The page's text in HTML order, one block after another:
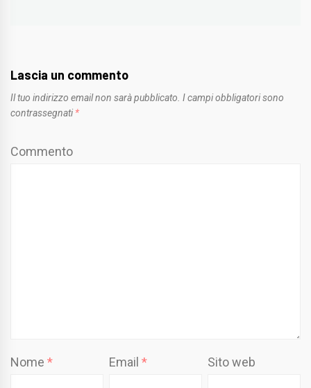
Lascia un commento
Il tuo indirizzo email non sarà pubblicato. I campi obbligatori sono
contrassegnati *
Commento
Nome * Email* Sito web